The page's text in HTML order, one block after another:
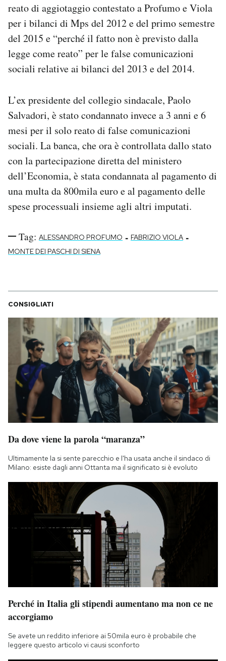
reato di aggiotaggio contestato a Profumo e Viola
per i bilanci di Mps del 2012 e del primo semestre
del 2015 e “perché il fatto non è previsto dalla
legge come reato” per le false comunicazioni
sociali relative ai bilanci del 2013 e del 2014.
L’ex presidente del collegio sindacale, Paolo
Salvadori, è stato condannato invece a 3 anni e 6
mesi per il solo reato di false comunicazioni
sociali. La banca, che ora è controllata dallo stato
con la partecipazione diretta del ministero
dell’Economia, è stata condannata al pagamento di
una multa da 800mila euro e al pagamento delle
spese processuali insieme agli altri imputati.
Tag: ALESSANDRO PROFUMO - FABRIZIO VIOLA -
MONTE DEI PASCHI DI SIENA
CONSIGLIATI
Da dove viene la parola “maranza”
Ultimamente la si sente parecchio e l'ha usata anche il sindaco di
Milano: esiste dagli anni Ottanta ma il significato si è evoluto
Perché in Italia gli stipendi aumentano ma non ce ne
accorgiamo
Se avete un reddito inferiore ai 50mila euro è probabile che
leggere questo articolo vi causi sconforto